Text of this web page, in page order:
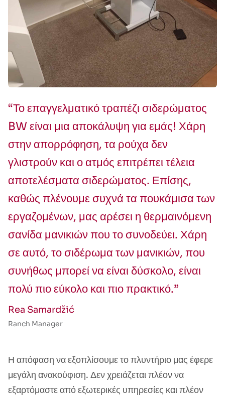
“Το επαγγελματικό τραπέζι σιδερώματος
BW είναι μια αποκάλυψη για εμάς! Χάρη
στην απορρόφηση, τα ρούχα δεν
γλιστρούν και ο ατμός επιτρέπει τέλεια
αποτελέσματα σιδερώματος. Επίσης,
καθώς πλένουμε συχνά τα πουκάμισα των
εργαζομένων, μας αρέσει η θερμαινόμενη
σανίδα μανικιών που το συνοδεύει. Χάρη
σε αυτό, το σιδέρωμα των μανικιών, που
συνήθως μπορεί να είναι δύσκολο, είναι
πολύ πιο εύκολο και πιο πρακτικό.”
Rea Samardžić
Ranch Manager
Η απόφαση να εξοπλίσουμε το πλυντήριο μας έφερε
μεγάλη ανακούφιση. Δεν χρειάζεται πλέον να
εξαρτόμαστε από εξωτερικές υπηρεσίες και πλέον